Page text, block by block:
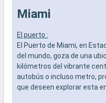
- Actividades recreativas
SERVICIOS
OTROS PRIVILEGIOS
- Puntos MSC Voyagers
Miami
El puerto :
El Puerto de Miami, en
del mundo, goza de una
kilómetros del vibrante
autobús o incluso metro,
que deseen explorar esta